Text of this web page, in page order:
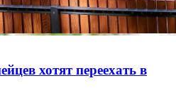
хотят переехать в